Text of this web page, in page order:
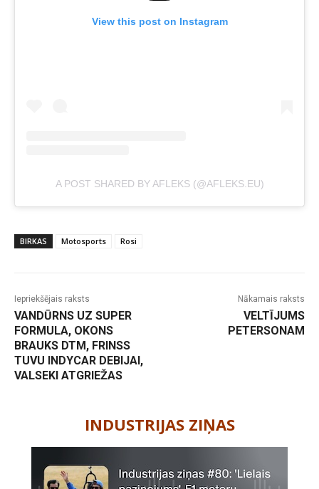
View this post on Instagram
A POST SHARED BY AFLEKS (@AFLEKS.EU)
BIRKAS Motosports Rosi
Iepriekšējais raksts
VANDŪRNS UZ SUPER
FORMULA, OKONS
BRAUKS DTM, FRINSS
TUVU INDYCAR DEBIJAI,
VALSEKI ATGRIEŽAS
Nākamais raksts
VELTĪJUMS
PETERSONAM
INDUSTRIJAS ZIŅAS